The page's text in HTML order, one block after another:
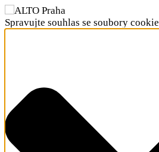
Spravujte souhlas se soubory cookie